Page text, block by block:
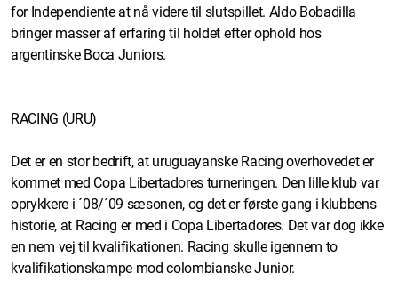
for Independiente at nå videre til slutspillet. Aldo Bobadilla
bringer masser af erfaring til holdet efter ophold hos
argentinske Boca Juniors.
RACING (URU)
Det er en stor bedrift, at uruguayanske Racing overhovedet er
kommet med Copa Libertadores turneringen. Den lille klub var
oprykkere i ´08/´09 sæsonen, og det er første gang i klubbens
historie, at Racing er med i Copa Libertadores. Det var dog ikke
en nem vej til kvalifikationen. Racing skulle igennem to
kvalifikationskampe mod colombianske Junior.